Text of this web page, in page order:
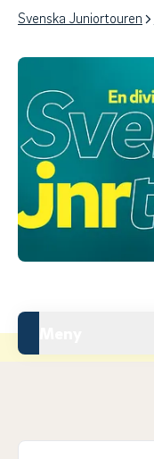
Svenska Juniortouren